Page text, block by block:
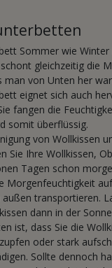
Sommer wie
gleichzeitig die
man von Unten her
eignet sich auch
fangen die
somit überflüssig.
von Wollkissen
Sie Ihre Wollkissen,
Tagen schon
Morgenfeuchtigkeit
transportieren.
dann in der
ist, dass Sie die
oder stark
Sollte dennoch